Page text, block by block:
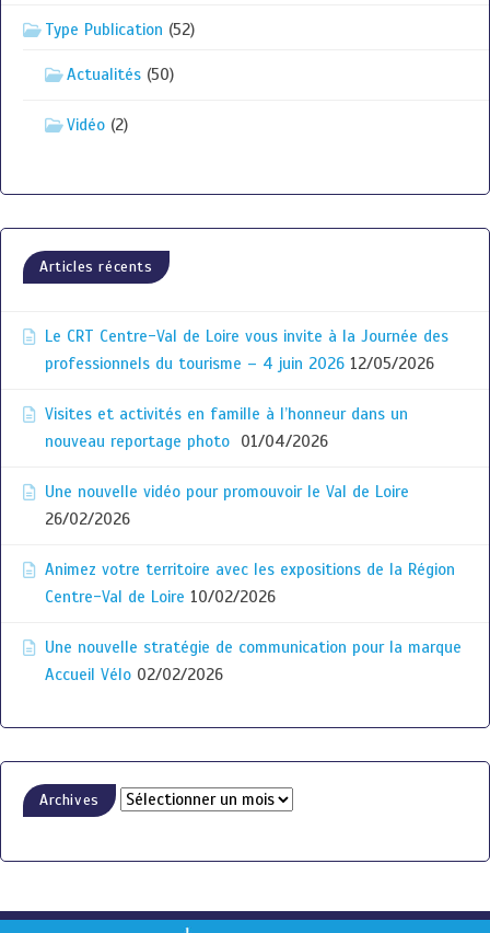
Type Publication (52)
Actualités (50)
Vidéo (2)
Articles récents
Le CRT Centre-Val de Loire vous invite à la Journée des
professionnels du tourisme – 4 juin 2026 12/05/2026
Visites et activités en famille à l’honneur dans un
nouveau reportage photo
01/04/2026
Une nouvelle vidéo pour promouvoir le Val de Loire
26/02/2026
Animez votre territoire avec les expositions de la Région
Centre-Val de Loire 10/02/2026
Une nouvelle stratégie de communication pour la marque
Accueil Vélo 02/02/2026
Archives